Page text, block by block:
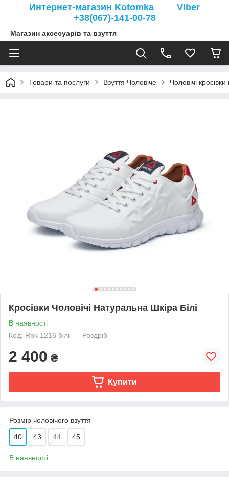
Интернет-магазин Kotomka Viber
+38(067)-141-00-78
Магазин аксесуарів та взуття
Товари та послуги Взуття Чоловіче Чоловічі
Кросівки Чоловічі Натуральна Шкіра Білі
В наявності
Код: Rbk 1216 білі
Роздріб
2 400 ₴
Купити
Розмір чоловічого взуття
40 43 44 45
В наявності